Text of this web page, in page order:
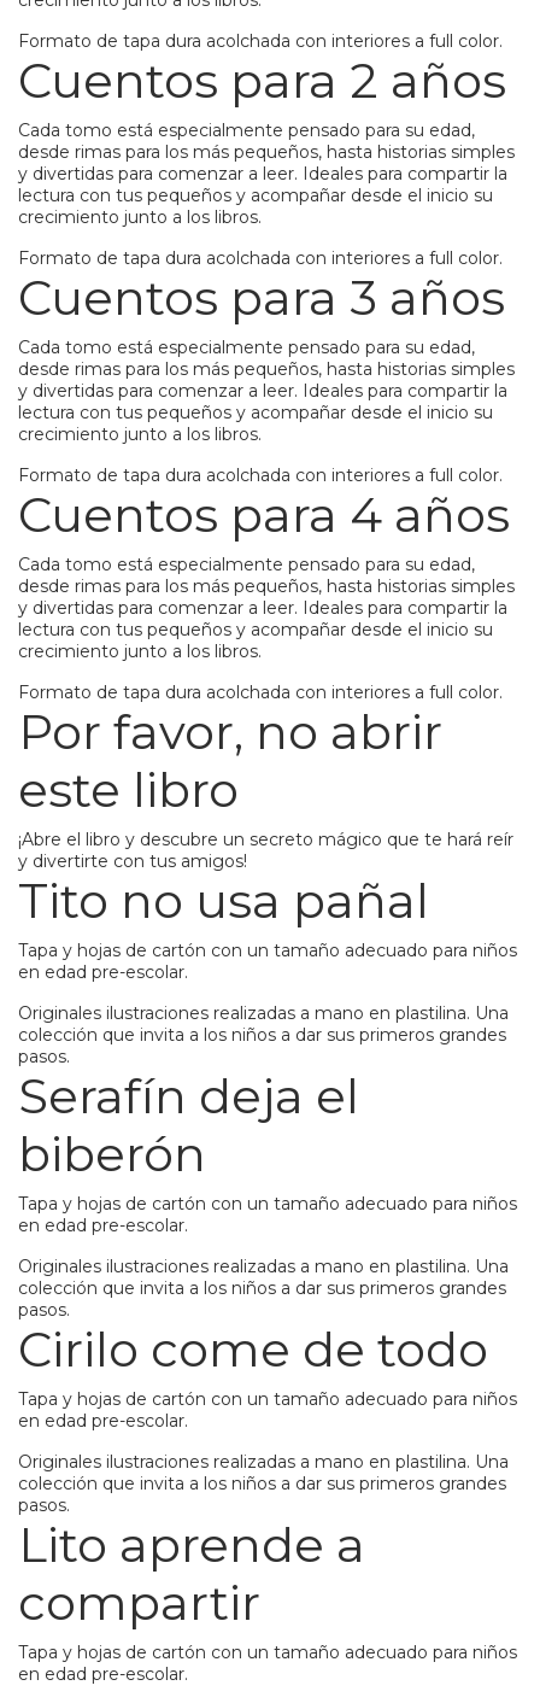
Formato de tapa dura acolchada con interiores a full color.
Cuentos para 2 años
Cada tomo está especialmente pensado para su edad,
desde rimas para los más pequeños, hasta historias simples
y divertidas para comenzar a leer. Ideales para compartir la
lectura con tus pequeños y acompañar desde el inicio su
crecimiento junto a los libros.
Formato de tapa dura acolchada con interiores a full color.
Cuentos para 3 años
Cada tomo está especialmente pensado para su edad,
desde rimas para los más pequeños, hasta historias simples
y divertidas para comenzar a leer. Ideales para compartir la
lectura con tus pequeños y acompañar desde el inicio su
crecimiento junto a los libros.
Formato de tapa dura acolchada con interiores a full color.
Cuentos para 4 años
Cada tomo está especialmente pensado para su edad,
desde rimas para los más pequeños, hasta historias simples
y divertidas para comenzar a leer. Ideales para compartir la
lectura con tus pequeños y acompañar desde el inicio su
crecimiento junto a los libros.
Formato de tapa dura acolchada con interiores a full color.
Por favor, no abrir
este libro
¡Abre el libro y descubre un secreto mágico que te hará reír
y divertirte con tus amigos!
Tito no usa pañal
Tapa y hojas de cartón con un tamaño adecuado para niños
en edad pre-escolar.
Originales ilustraciones realizadas a mano en plastilina. Una
colección que invita a los niños a dar sus primeros grandes
pasos.
Serafín deja el
biberón
Tapa y hojas de cartón con un tamaño adecuado para niños
en edad pre-escolar.
Originales ilustraciones realizadas a mano en plastilina. Una
colección que invita a los niños a dar sus primeros grandes
pasos.
Cirilo come de todo
Tapa y hojas de cartón con un tamaño adecuado para niños
en edad pre-escolar.
Originales ilustraciones realizadas a mano en plastilina. Una
colección que invita a los niños a dar sus primeros grandes
pasos.
Lito aprende a
compartir
Tapa y hojas de cartón con un tamaño adecuado para niños
en edad pre-escolar.